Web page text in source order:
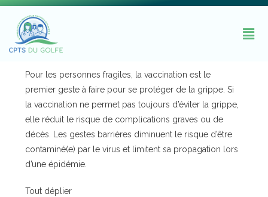
Pour les personnes fragiles, la vaccination est le
premier geste à faire pour se protéger de la grippe. Si
la vaccination ne permet pas toujours d’éviter la grippe,
elle réduit le risque de complications graves ou de
décès. Les gestes barrières diminuent le risque d’être
contaminé(e) par le virus et limitent sa propagation lors
d’une épidémie.
Tout déplier